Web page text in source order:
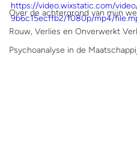
Over de achtergrond van mijn
Rouw, Verlies en Onverwerkt
Psychoanalyse in de
https://video.wixstatic.com/
9b6c15ecffb2/1080p/mp4/